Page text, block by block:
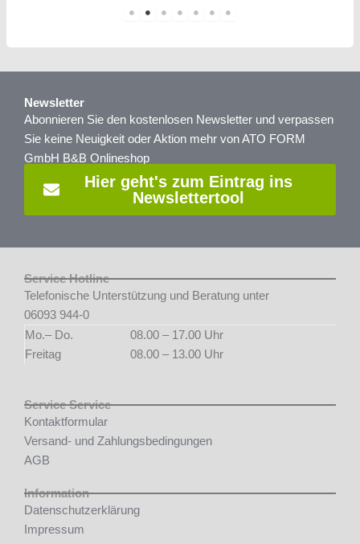
Newsletter
Abonnieren Sie den kostenlosen Newsletter und verpassen
Sie keine Neuigkeit oder Aktion mehr von ATO FORM
GmbH B&B Onlineshop
Hier geht's zum Eintrag ins
Newslettertool
Service Hotline
Telefonische Unterstützung und Beratung unter
06093 944-0
Mo.– Do.
08.00 – 17.00 Uhr
Freitag
08.00 – 13.00 Uhr
Service Service
Kontaktformular
Versand- und Zahlungsbedingungen
AGB
Information
Datenschutzerklärung
Impressum